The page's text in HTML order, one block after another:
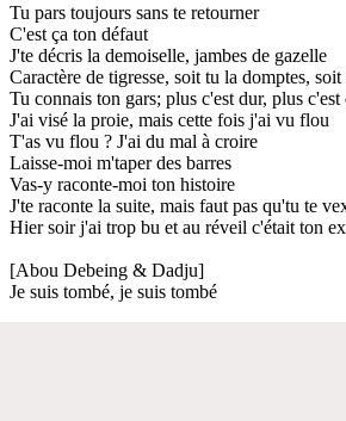
Tu pars toujours sans te retourner
C'est ça ton défaut
J'te décris la demoiselle, jambes de gazelle
Caractère de tigresse, soit tu la domptes, soit
Tu connais ton gars; plus c'est dur, plus c'est
J'ai visé la proie, mais cette fois j'ai vu flou
T'as vu flou ? J'ai du mal à croire
Laisse-moi m'taper des barres
Vas-y raconte-moi ton histoire
J'te raconte la suite, mais faut pas qu'tu te
Hier soir j'ai trop bu et au réveil c'était ton ex
[Abou Debeing & Dadju]
Je suis tombé, je suis tombé